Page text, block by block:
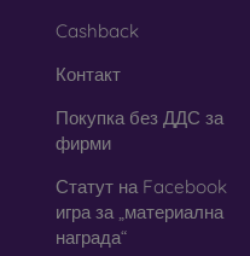
Cashback
Контакт
Покупка без ДДС за
фирми
Статут на Facebook
игра за „материална
награда“